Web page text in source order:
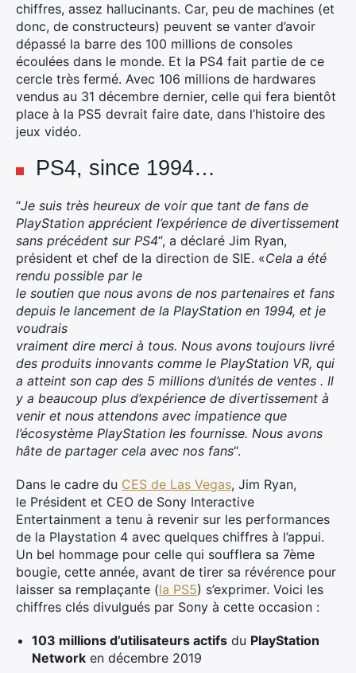
chiffres, assez hallucinants. Car, peu de machines (et
donc, de constructeurs) peuvent se vanter d’avoir
dépassé la barre des 100 millions de consoles
écoulées dans le monde. Et la PS4 fait partie de ce
cercle très fermé. Avec 106 millions de hardwares
vendus au 31 décembre dernier, celle qui fera bientôt
place à la PS5 devrait faire date, dans l’histoire des
jeux vidéo.
PS4, since 1994…
“Je suis très heureux de voir que tant de fans de
PlayStation apprécient l’expérience de divertissement
sans précédent sur PS4“, a déclaré Jim Ryan,
président et chef de la direction de SIE. «Cela a été
rendu possible par le
le soutien que nous avons de nos partenaires et fans
depuis le lancement de la PlayStation en 1994, et je
voudrais
vraiment dire merci à tous. Nous avons toujours livré
des produits innovants comme le PlayStation VR, qui
a atteint son cap des 5 millions d’unités de ventes . Il
y a beaucoup plus d’expérience de divertissement à
venir et nous attendons avec impatience que
l’écosystème PlayStation les fournisse. Nous avons
hâte de partager cela avec nos fans“.
Dans le cadre du CES de Las Vegas, Jim Ryan,
le Président et CEO de Sony Interactive
Entertainment a tenu à revenir sur les performances
de la Playstation 4 avec quelques chiffres à l’appui.
Un bel hommage pour celle qui soufflera sa 7ème
bougie, cette année, avant de tirer sa révérence pour
laisser sa remplaçante (la PS5) s’exprimer. Voici les
chiffres clés divulgués par Sony à cette occasion :
103 millions d’utilisateurs actifs du PlayStation
Network en décembre 2019